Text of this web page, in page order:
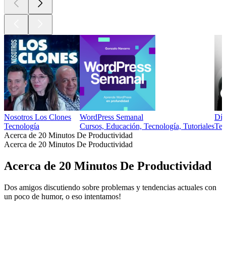
Nosotros Los Clones
Tecnología
WordPress Semanal
Cursos, Educación, Tecnología, Tutoriales
Acerca de 20 Minutos De Productividad
Acerca de 20 Minutos De Productividad
Acerca de 20 Minutos De Productividad
Dos amigos discutiendo sobre problemas y tendencias actuales con
un poco de humor, o eso intentamos!